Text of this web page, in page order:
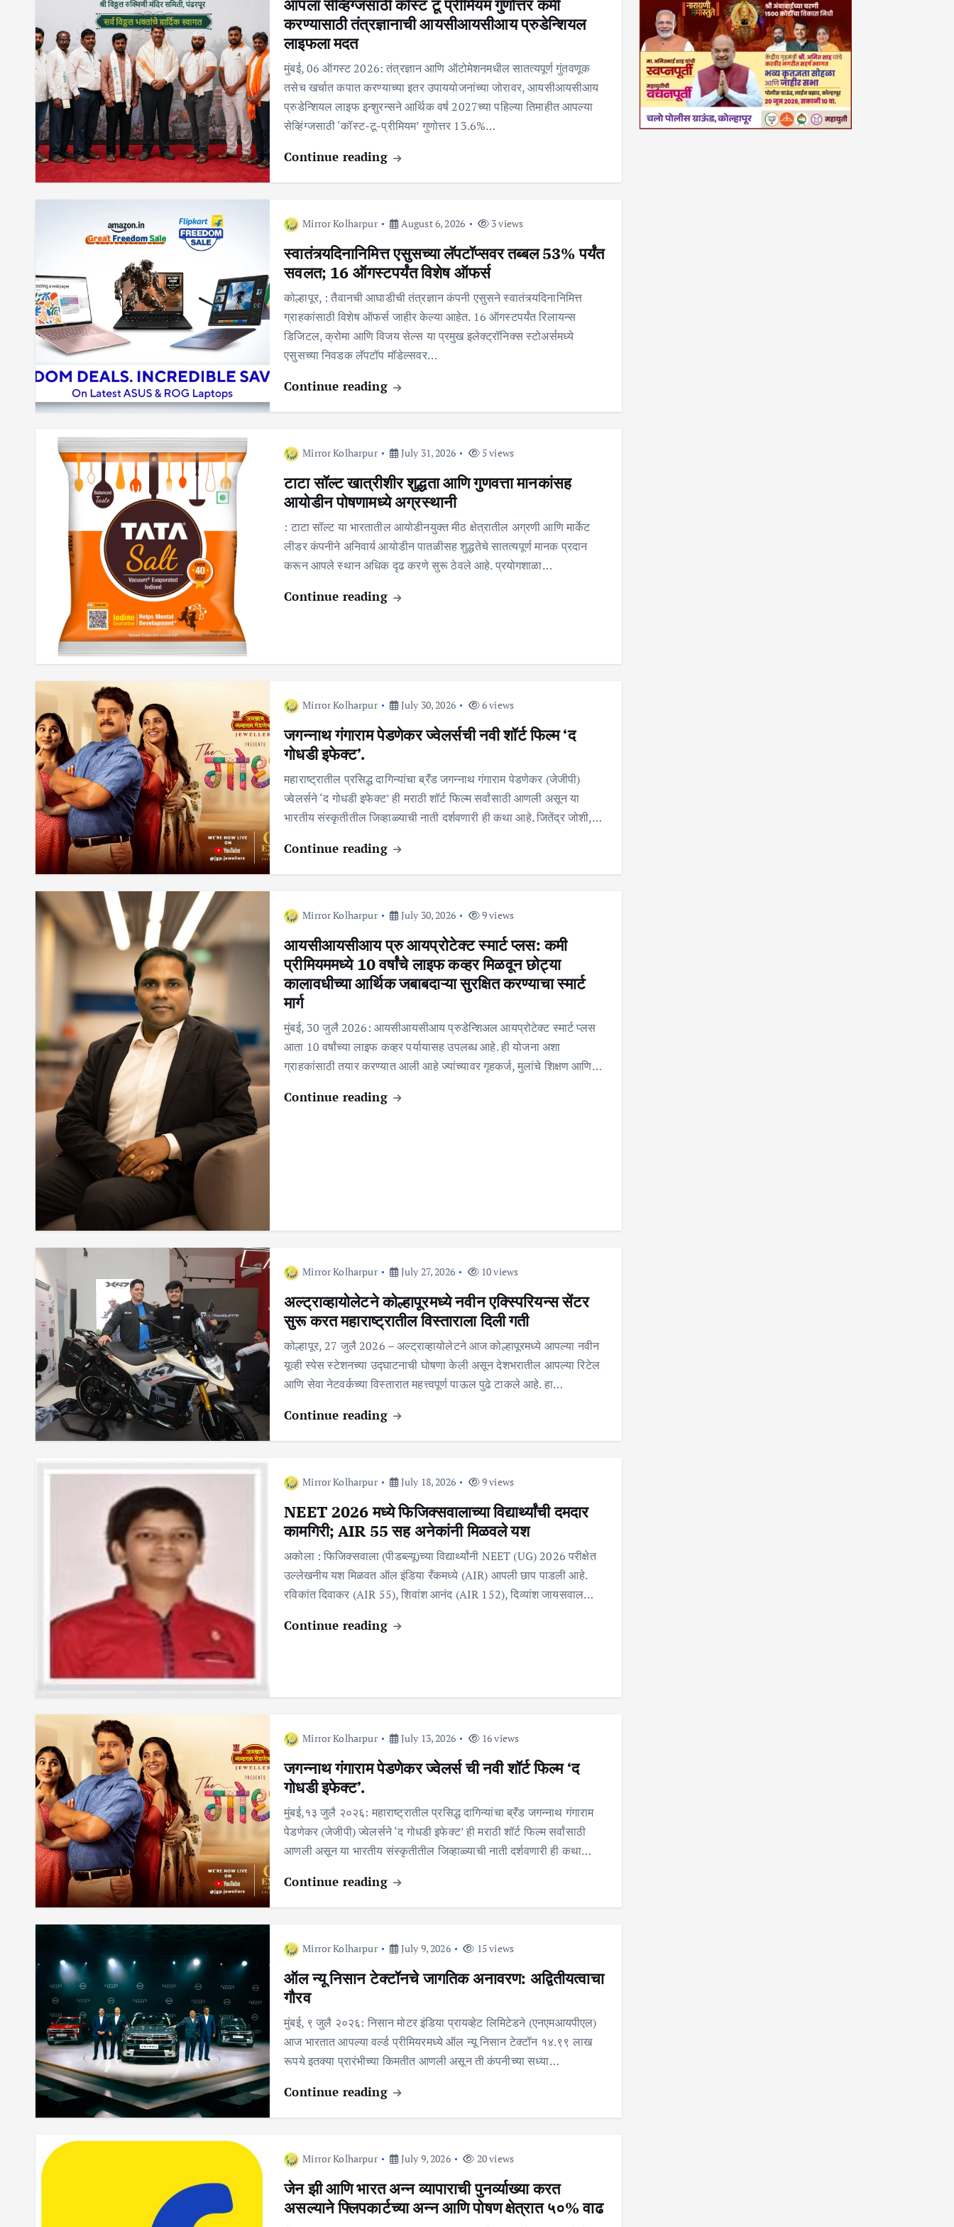
आपला सेव्हिंग्जसाठी कॉस्ट टू प्रीमियम गुणोत्तर कमी
करण्यासाठी तंत्रज्ञानाची आयसीआयसीआय प्रुडेन्शियल
लाइफला मदत
मुंबई, 06 ऑगस्ट 2026: तंत्रज्ञान आणि ऑटोमेशनमधील सातत्यपूर्ण गुंतवणूक
तसेच खर्चात कपात करण्याच्या इतर उपाययोजनांच्या जोरावर, आयसीआयसीआय
प्रुडेन्शियल लाइफ इन्शुरन्सने आर्थिक वर्ष 2027च्या पहिल्या तिमाहीत आपल्या
सेव्हिंग्जसाठी ‘कॉस्ट-टू-प्रीमियम’ गुणोत्तर 13.6%…
Continue reading
Mirror Kolharpur August 6, 2026 3 views
स्वातंत्र्यदिनानिमित्त एसुसच्या लॅपटॉप्सवर तब्बल 53% पर्यंत
सवलत; 16 ऑगस्टपर्यंत विशेष ऑफर्स
कोल्हापूर, : तैवानची आघाडीची तंत्रज्ञान कंपनी एसुसने स्वातंत्र्यदिनानिमित्त
ग्राहकांसाठी विशेष ऑफर्स जाहीर केल्या आहेत. 16 ऑगस्टपर्यंत रिलायन्स
डिजिटल, क्रोमा आणि विजय सेल्स या प्रमुख इलेक्ट्रॉनिक्स स्टोअर्समध्ये
एसुसच्या निवडक लॅपटॉप मॉडेल्सवर…
Continue reading
Mirror Kolharpur July 31, 2026 5 views
टाटा सॉल्ट खात्रीशीर शुद्धता आणि गुणवत्ता मानकांसह
आयोडीन पोषणामध्ये अग्रस्थानी
: टाटा सॉल्ट या भारतातील आयोडीनयुक्त मीठ क्षेत्रातील अग्रणी आणि मार्केट
लीडर कंपनीने अनिवार्य आयोडीन पातळीसह शुद्धतेचे सातत्यपूर्ण मानक प्रदान
करून आपले स्थान अधिक दृढ करणे सुरू ठेवले आहे. प्रयोगशाळा…
Continue reading
Mirror Kolharpur July 30, 2026 6 views
जगन्नाथ गंगाराम पेडणेकर ज्वेलर्सची नवी शॉर्ट फिल्म ‘द
गोधडी इफेक्ट’.
महाराष्ट्रातील प्रसिद्ध दागिन्यांचा ब्रॅंड जगन्नाथ गंगाराम पेडणेकर (जेजीपी)
ज्वेलर्सने ‘द गोधडी इफेक्ट’ ही मराठी शॉर्ट फिल्म सर्वांसाठी आणली असून या
भारतीय संस्कृतीतील जिव्हाळ्याची नाती दर्शवणारी ही कथा आहे. जितेंद्र जोशी,…
Continue reading
Mirror Kolharpur July 30, 2026 9 views
आयसीआयसीआय प्रु आयप्रोटेक्ट स्मार्ट प्लस: कमी
प्रीमियममध्ये 10 वर्षांचे लाइफ कव्हर मिळवून छोट्या
कालावधीच्या आर्थिक जबाबदाऱ्या सुरक्षित करण्याचा स्मार्ट
मार्ग
मुंबई, 30 जुलै 2026: आयसीआयसीआय प्रुडेन्शिअल आयप्रोटेक्ट स्मार्ट प्लस
आता 10 वर्षांच्या लाइफ कव्हर पर्यायासह उपलब्ध आहे. ही योजना अशा
ग्राहकांसाठी तयार करण्यात आली आहे ज्यांच्यावर गृहकर्ज, मुलांचे शिक्षण आणि…
Continue reading
Mirror Kolharpur July 27, 2026 10 views
अल्ट्राव्हायोलेटने कोल्हापूरमध्ये नवीन एक्स्पिरियन्स सेंटर
सुरू करत महाराष्ट्रातील विस्ताराला दिली गती
कोल्हापूर, 27 जुलै 2026 – अल्ट्राव्हायोलेटने आज कोल्हापूरमध्ये आपल्या नवीन
यूव्ही स्पेस स्टेशनच्या उद्घाटनाची घोषणा केली असून देशभरातील आपल्या रिटेल
आणि सेवा नेटवर्कच्या विस्तारात महत्त्वपूर्ण पाऊल पुढे टाकले आहे. हा…
Continue reading
Mirror Kolharpur July 18, 2026 9 views
NEET 2026 मध्ये फिजिक्सवालाच्या विद्यार्थ्यांची दमदार
कामगिरी; AIR 55 सह अनेकांनी मिळवले यश
अकोला : फिजिक्सवाला (पीडब्ल्यू)च्या विद्यार्थ्यांनी NEET (UG) 2026 परीक्षेत
उल्लेखनीय यश मिळवत ऑल इंडिया रँकमध्ये (AIR) आपली छाप पाडली आहे.
रविकांत दिवाकर (AIR 55), शिवांश आनंद (AIR 152), दिव्यांश जायसवाल…
Continue reading
Mirror Kolharpur July 13, 2026 16 views
जगन्नाथ गंगाराम पेडणेकर ज्वेलर्स ची नवी शॉर्ट फिल्म ‘द
गोधडी इफेक्ट’.
मुंबई,१३ जुलै २०२६: महाराष्ट्रातील प्रसिद्ध दागिन्यांचा ब्रॅंड जगन्नाथ गंगाराम
पेडणेकर (जेजीपी) ज्वेलर्सने ‘द गोधडी इफेक्ट’ ही मराठी शॉर्ट फिल्म सर्वांसाठी
आणली असून या भारतीय संस्कृतीतील जिव्हाळ्याची नाती दर्शवणारी ही कथा…
Continue reading
Mirror Kolharpur July 9, 2026 15 views
ऑल न्यू निसान टेक्टॉनचे जागतिक अनावरण: अद्वितीयत्वाचा
गौरव
मुंबई, ९ जुलै २०२६: निसान मोटर इंडिया प्रायव्हेट लिमिटेडने (एनएमआयपीएल)
आज भारतात आपल्या वर्ल्ड प्रीमियरमध्ये ऑल न्यू निसान टेक्टॉन १४.९९ लाख
रूपये इतक्या प्रारंभीच्या किमतीत आणली असून ती कंपनीच्या सध्या…
Continue reading
Mirror Kolharpur July 9, 2026 20 views
जेन झी आणि भारत अन्न व्यापाराची पुनर्व्याख्या करत
असल्याने फ्लिपकार्टच्या अन्न आणि पोषण क्षेत्रात ५०% वाढ